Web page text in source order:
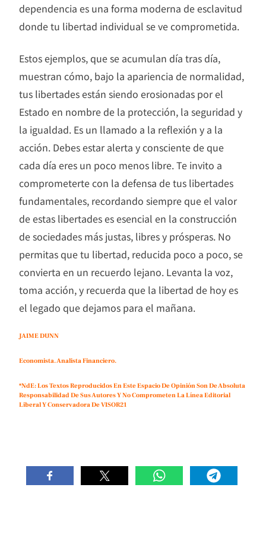
dependencia es una forma moderna de esclavitud
donde tu libertad individual se ve comprometida.
Estos ejemplos, que se acumulan día tras día,
muestran cómo, bajo la apariencia de normalidad,
tus libertades están siendo erosionadas por el
Estado en nombre de la protección, la seguridad y
la igualdad. Es un llamado a la reflexión y a la
acción. Debes estar alerta y consciente de que
cada día eres un poco menos libre. Te invito a
comprometerte con la defensa de tus libertades
fundamentales, recordando siempre que el valor
de estas libertades es esencial en la construcción
de sociedades más justas, libres y prósperas. No
permitas que tu libertad, reducida poco a poco, se
convierta en un recuerdo lejano. Levanta la voz,
toma acción, y recuerda que la libertad de hoy es
el legado que dejamos para el mañana.
JAIME DUNN
Economista. Analista Financiero.
*NdE: Los Textos Reproducidos En Este Espacio De Opinión Son De Absoluta
Responsabilidad De Sus Autores Y No Comprometen La Línea Editorial
Liberal Y Conservadora De VISOR21